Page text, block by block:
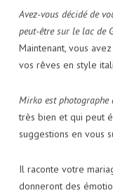
Avez-vous décidé de
peut-être sur le lac de
Maintenant, vous
vos rêves en style
Mirko est photographe
très bien et qui peut
suggestions en vous
Il raconte votre
donneront des